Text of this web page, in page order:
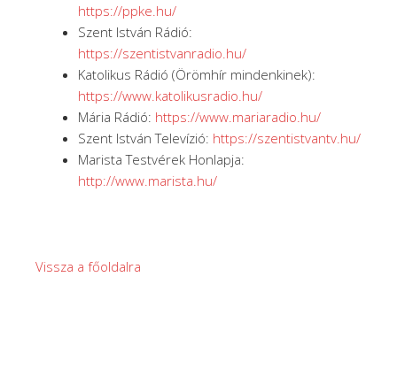
https://ppke.hu/
Szent István Rádió:
https://szentistvanradio.hu/
Katolikus Rádió (Örömhír mindenkinek):
https://www.katolikusradio.hu/
Mária Rádió: https://www.mariaradio.hu/
Szent István Televízió: https://szentistvantv.hu/
Marista Testvérek Honlapja:
http://www.marista.hu/
Vissza a főoldalra